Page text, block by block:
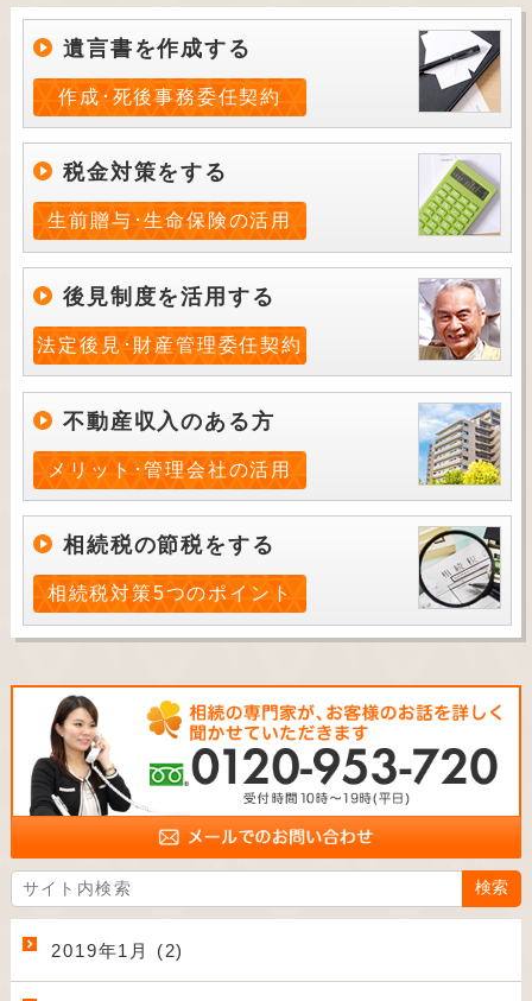
遺言書を作成する
作成･死後事務委任契約
税金対策をする
生前贈与･生命保険の活用
後見制度を活用する
法定後見･財産管理委任契約
不動産収入のある方
メリット･管理会社の活用
相続税の節税をする
相続税対策5つのポイント
2019年1月 (2)